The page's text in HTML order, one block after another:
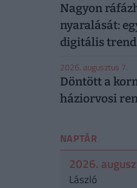
Nagyon
nyaralását:
digitális trend
2026. augusztus 7.
Döntött a
háziorvosi
NAPTÁR
2026.
László